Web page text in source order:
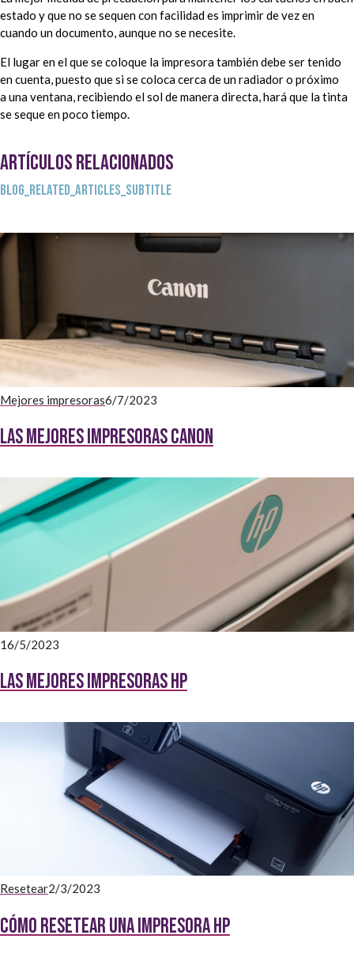
estado y que no se sequen con facilidad es imprimir de vez en
cuando un documento, aunque no se necesite.
El lugar en el que se coloque la impresora también debe ser tenido
en cuenta, puesto que si se coloca cerca de un radiador o próximo
a una ventana, recibiendo el sol de manera directa, hará que la tinta
se seque en poco tiempo.
ARTÍCULOS RELACIONADOS
BLOG_RELATED_ARTICLES_SUBTITLE
Mejores impresoras6/7/2023
Las mejores impresoras Canon
16/5/2023
Las Mejores impresoras HP
Resetear2/3/2023
Cómo resetear una impresora HP